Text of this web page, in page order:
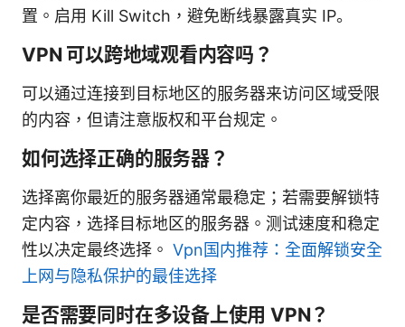
置。启用 Kill Switch，避免断线暴露真实 IP。
VPN 可以跨地域观看内容吗？
可以通过连接到目标地区的服务器来访问区域受限
的内容，但请注意版权和平台规定。
如何选择正确的服务器？
选择离你最近的服务器通常最稳定；若需要解锁特
定内容，选择目标地区的服务器。测试速度和稳定
性以决定最终选择。 Vpn国内推荐：全面解锁安全
上网与隐私保护的最佳选择
是否需要同时在多设备上使用 VPN？